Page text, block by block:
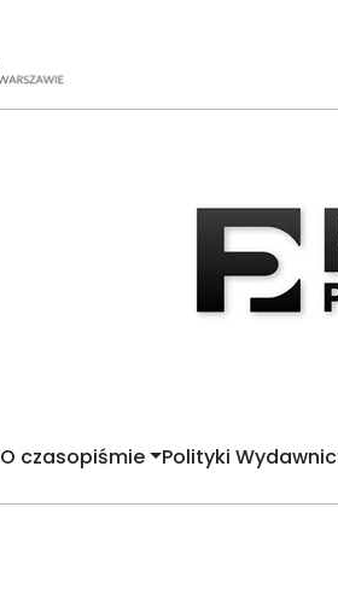
O czasopiśmie Polityki